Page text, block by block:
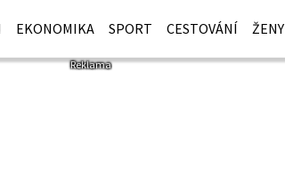
EKONOMIKA SPORT CESTOVÁNÍ ŽENY